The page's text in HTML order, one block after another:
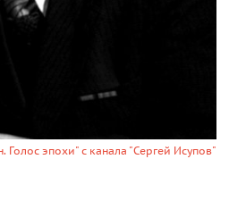
эпохи" с канала "Сергей Исупов"